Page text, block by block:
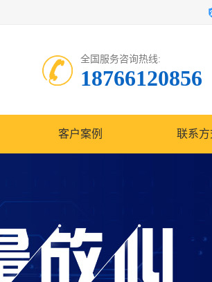
全国服务咨询热线:
18766120856
客户案例 联系方